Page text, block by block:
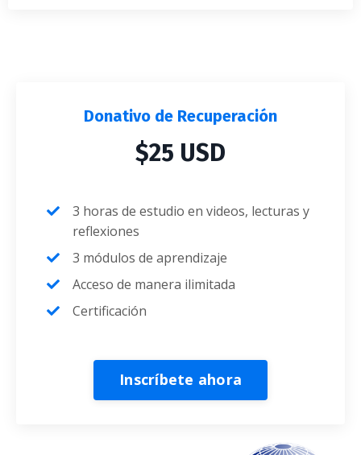
Donativo de Recuperación
$25 USD
3 horas de estudio en videos, lecturas y
reflexiones
3 módulos de aprendizaje
Acceso de manera ilimitada
Certificación
Inscríbete ahora